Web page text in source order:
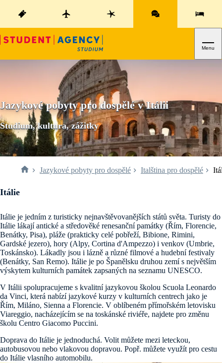
Menu
Jazykové pobyty pro dospělé v Itálii
Studium, kultura, zážitky
Jazykové pobyty pro dospělé Italština pro dospělé
Itálie
Itálie je jedním z turisticky nejnavštěvovanějších států světa. Turisty do
Itálie lákají antické a středověké renesanční památky (Řím, Florencie,
Benátky, Pisa), pláže (prakticky celé pobřeží, Bibione, Rimini,
Gardské jezero), hory (Alpy, Cortina d'Ampezzo) i venkov (Umbrie,
Toskánsko). Lákadly jsou i lázně a různé filmové a hudební festivaly
(Benátky, San Remo). Itálie je po Španělsku druhou zemí s největším
výskytem kulturních památek zapsaných na seznamu UNESCO.
V Itálii spolupracujeme s kvalitní jazykovou školou Scuola Leonardo
da Vinci, která nabízí jazykové kurzy v kulturních centrech jako je
Řím, Miláno, Sienna a Florencie. V oblíbeném přímořském letovisku
Viareggio, nacházejícím se na toskánské riviéře, najdete pro změnu
školu Centro Giacomo Puccini.
Doprava do Itálie je jednoduchá. Volit můžete mezi leteckou,
autobusovou nebo vlakovou dopravou. Popř. můžete využít pro cestu
do Itálie vlasního automobilu.